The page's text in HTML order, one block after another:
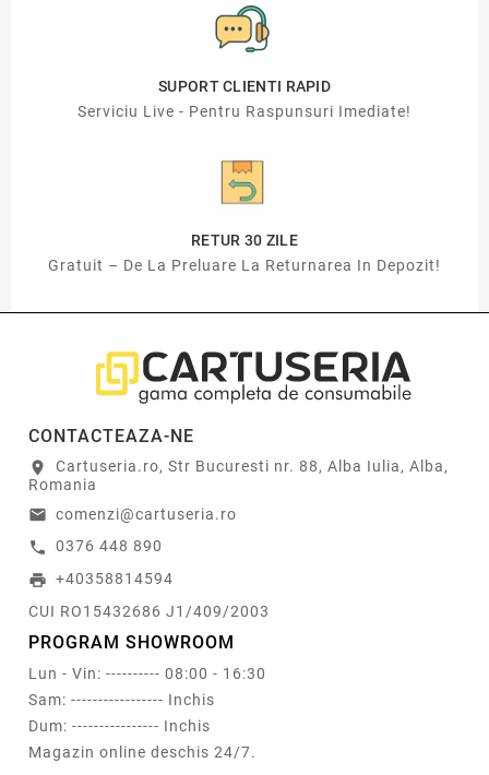
SUPORT CLIENTI RAPID
Serviciu Live - Pentru Raspunsuri Imediate!
RETUR 30 ZILE
Gratuit – De La Preluare La Returnarea In Depozit!
CONTACTEAZA-NE
location_on
Cartuseria.ro, Str Bucuresti nr. 88, Alba Iulia, Alba,
Romania
email comenzi@cartuseria.ro
call 0376 448 890
print +40358814594
CUI RO15432686 J1/409/2003
PROGRAM SHOWROOM
Lun - Vin: ---------- 08:00 - 16:30
Sam: ----------------- Inchis
Dum: ---------------- Inchis
Magazin online deschis 24/7.